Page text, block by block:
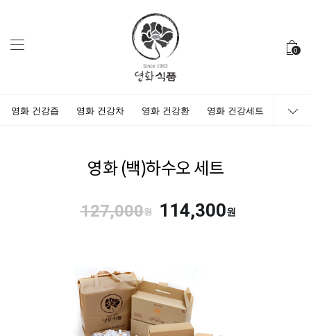
0
영화 건강즙 영화 건강차 영화 건강환 영화 건강세트
영화 (백)하수오 세트
127,000원 114,300원